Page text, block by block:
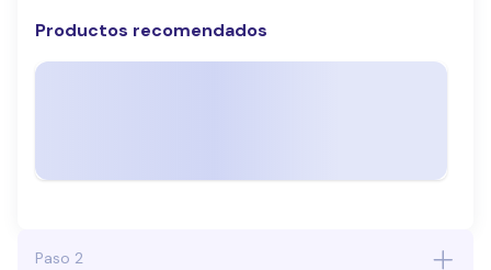
Productos recomendados
Paso 2